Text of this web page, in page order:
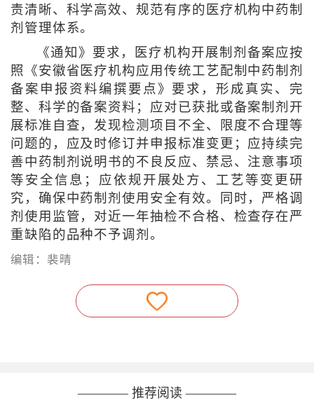
责清晰、科学高效、规范有序的医疗机构中药制
剂管理体系。
《通知》要求，医疗机构开展制剂备案应按
照《安徽省医疗机构应用传统工艺配制中药制剂
备案申报资料编撰要点》要求，形成真实、完
整、科学的备案资料；应对已获批或备案制剂开
展标准自查，发现检测项目不全、限度不合理等
问题的，应及时修订并申报标准变更；应持续完
善中药制剂说明书的不良反应、禁忌、注意事项
等安全信息；应依规开展处方、工艺等变更研
究，确保中药制剂使用安全有效。同时，严格调
剂使用监管，对近一年抽检不合格、检查存在严
重缺陷的品种不予调剂。
编辑：裴晴
———— 推荐阅读 ————